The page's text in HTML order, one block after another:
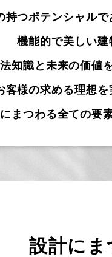
持つポテンシャルで
機能的で美しい建
知識と未来の価値
客様の求める理想
まつわる全ての要
設計にま